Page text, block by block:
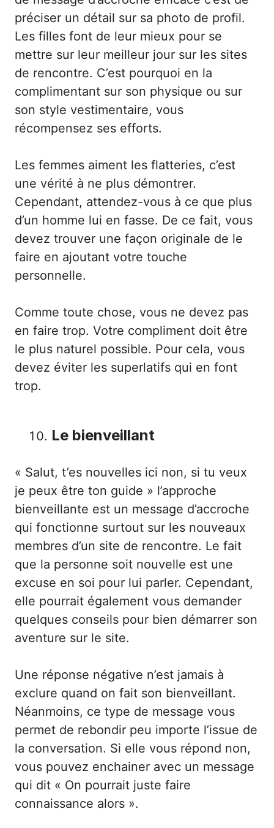
préciser un détail sur sa photo de profil.
Les filles font de leur mieux pour se
mettre sur leur meilleur jour sur les sites
de rencontre. C’est pourquoi en la
complimentant sur son physique ou sur
son style vestimentaire, vous
récompensez ses efforts.
Les femmes aiment les flatteries, c’est
une vérité à ne plus démontrer.
Cependant, attendez-vous à ce que plus
d’un homme lui en fasse. De ce fait, vous
devez trouver une façon originale de le
faire en ajoutant votre touche
personnelle.
Comme toute chose, vous ne devez pas
en faire trop. Votre compliment doit être
le plus naturel possible. Pour cela, vous
devez éviter les superlatifs qui en font
trop.
Le bienveillant
« Salut, t’es nouvelles ici non, si tu veux
je peux être ton guide » l’approche
bienveillante est un message d’accroche
qui fonctionne surtout sur les nouveaux
membres d’un site de rencontre. Le fait
que la personne soit nouvelle est une
excuse en soi pour lui parler. Cependant,
elle pourrait également vous demander
quelques conseils pour bien démarrer son
aventure sur le site.
Une réponse négative n’est jamais à
exclure quand on fait son bienveillant.
Néanmoins, ce type de message vous
permet de rebondir peu importe l’issue de
la conversation. Si elle vous répond non,
vous pouvez enchainer avec un message
qui dit « On pourrait juste faire
connaissance alors ».